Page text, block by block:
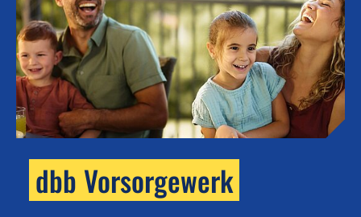
dbb Vorsorgewerk